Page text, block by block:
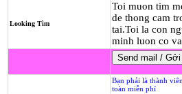
Looking Tìm
Toi muon tim
de thong cam
tai.Toi la con
minh luon co
Bạn phải là thành
toàn miễn phí